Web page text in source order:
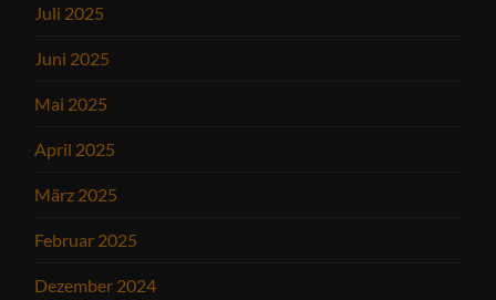
Juli 2025
Juni 2025
Mai 2025
April 2025
März 2025
Februar 2025
Dezember 2024